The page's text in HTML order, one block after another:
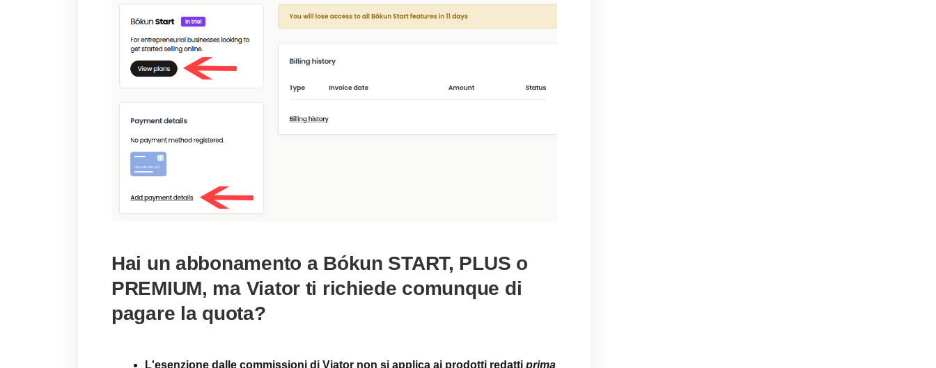
Hai un abbonamento a Bókun START, PLUS o
PREMIUM, ma Viator ti richiede comunque di
pagare la quota?
L'esenzione dalle commissioni di Viator non si applica ai prodotti redatti prima